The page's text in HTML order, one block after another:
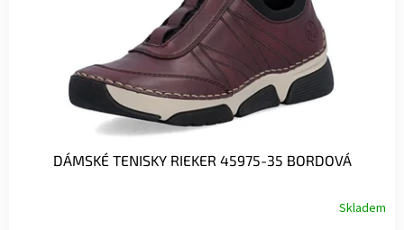
DÁMSKÉ TENISKY RIEKER 45975-35 BORDOVÁ
Skladem